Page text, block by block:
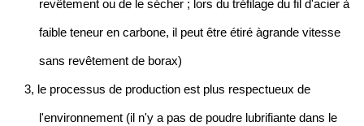
revêtement ou de le sécher ; lors du tréfilage du fil d'acier à
faible teneur en carbone, il peut être étiré àgrande vitesse
sans revêtement de borax)
3, le processus de production est plus respectueux de
l'environnement (il n'y a pas de poudre lubrifiante dans le